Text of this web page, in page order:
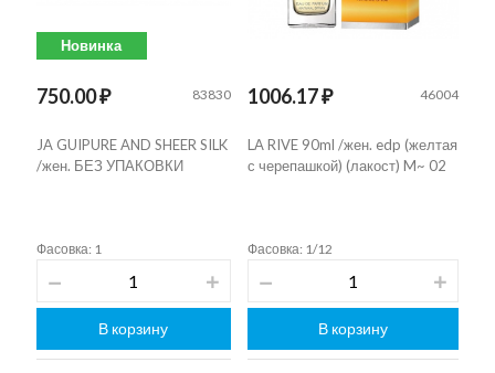
Новинка
750.00 ₽ 83830
JA GUIPURE AND SHEER SILK
/жен. БЕЗ УПАКОВКИ
Фасовка: 1
В корзину
1006.17 ₽ 46004
LA RIVE 90ml /жен. edp (желтая
с черепашкой) (лакост) M~ 02
Фасовка: 1/12
В корзину